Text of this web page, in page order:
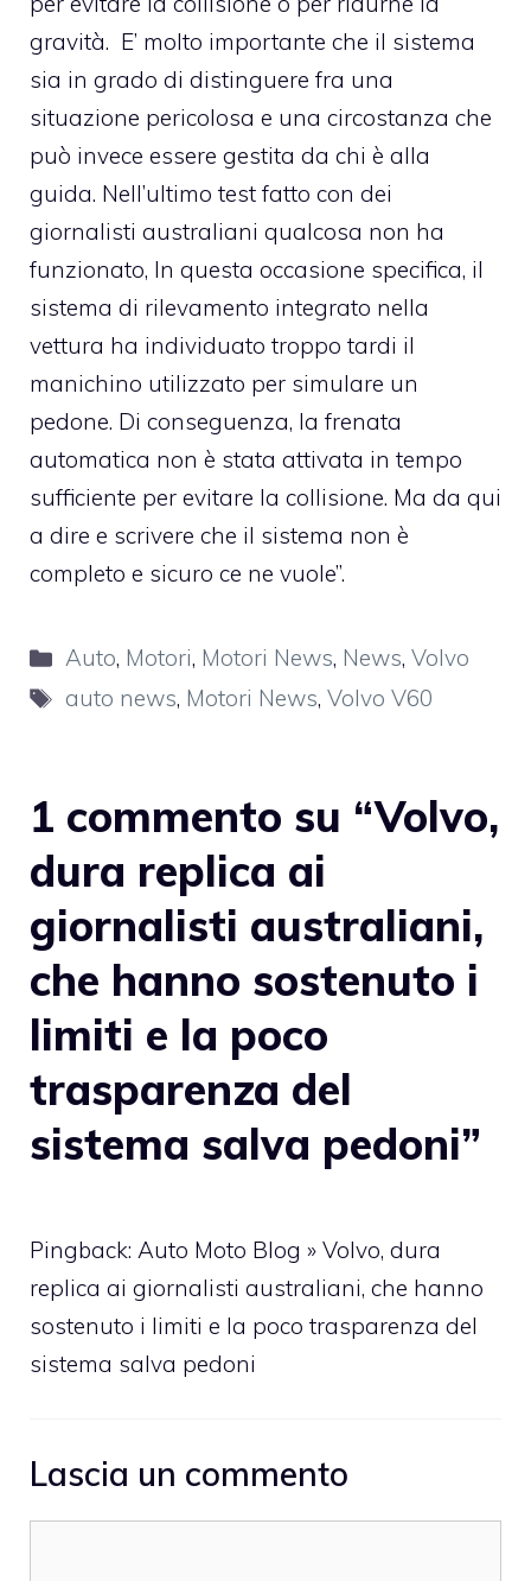
gravità. E’ molto importante che il sistema
sia in grado di distinguere fra una
situazione pericolosa e una circostanza che
può invece essere gestita da chi è alla
guida. Nell’ultimo test fatto con dei
giornalisti australiani qualcosa non ha
funzionato, In questa occasione specifica, il
sistema di rilevamento integrato nella
vettura ha individuato troppo tardi il
manichino utilizzato per simulare un
pedone. Di conseguenza, la frenata
automatica non è stata attivata in tempo
sufficiente per evitare la collisione. Ma da qui
a dire e scrivere che il sistema non è
completo e sicuro ce ne vuole”.
Categorie
Auto, Motori, Motori News, News,Volvo
Tag
auto news, Motori News,Volvo V60
1 commento su “Volvo,
dura replica ai
giornalisti australiani,
che hanno sostenuto i
limiti e la poco
trasparenza del
sistema salva pedoni”
Pingback: Auto Moto Blog » Volvo, dura
replica ai giornalisti australiani, che hanno
sostenuto i limiti e la poco trasparenza del
sistema salva pedoni
Lascia un commento